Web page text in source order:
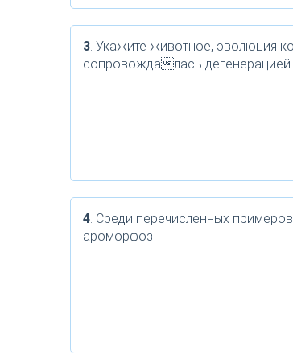
3. Укажите животное, эволюция
сопровождалась дегенерацией.
4. Среди перечисленных
ароморфоз